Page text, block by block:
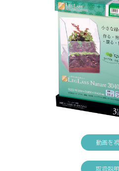
動画を
取扱説